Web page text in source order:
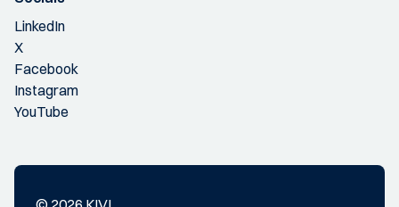
LinkedIn
X
Facebook
Instagram
YouTube